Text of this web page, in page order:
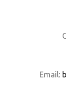
Email: